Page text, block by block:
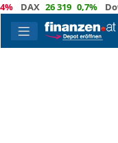
DAX 26 319 0,7% Dow